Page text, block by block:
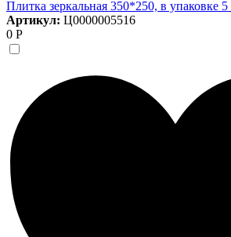
Плитка зеркальная 350*250, в упаковке
Артикул: Ц0000005516
0 Р